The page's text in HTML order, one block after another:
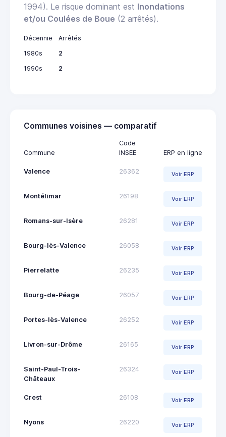
1994). Le risque dominant est Inondations
et/ou Coulées de Boue (2 arrêtés).
Décennie
Arrêtés
1980s
2
1990s
2
Communes voisines — comparatif
Commune
Code
INSEE
ERP en ligne
Valence 26362 Voir ERP
Montélimar 26198 Voir ERP
Romans-sur-Isère 26281 Voir ERP
Bourg-lès-Valence 26058 Voir ERP
Pierrelatte 26235 Voir ERP
Bourg-de-Péage 26057 Voir ERP
Portes-lès-Valence 26252 Voir ERP
Livron-sur-Drôme 26165 Voir ERP
Saint-Paul-Trois-
Châteaux
26324 Voir ERP
Crest 26108 Voir ERP
Nyons 26220 Voir ERP